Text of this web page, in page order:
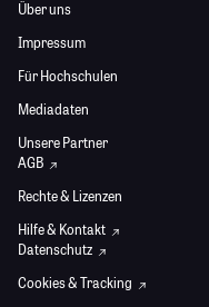
Über uns
Impressum
Für Hochschulen
Mediadaten
Unsere Partner
AGB
Rechte & Lizenzen
Hilfe & Kontakt
Datenschutz
Cookies & Tracking